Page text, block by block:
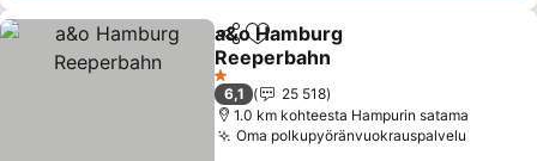
Jaa Lisää suosikkeihin
a&o Hamburg
Reeperbahn
1 Tähtiluokitus
6,1
25 518
1.0 km kohteesta Hampurin satama
Oma polkupyöränvuokrauspalvelu